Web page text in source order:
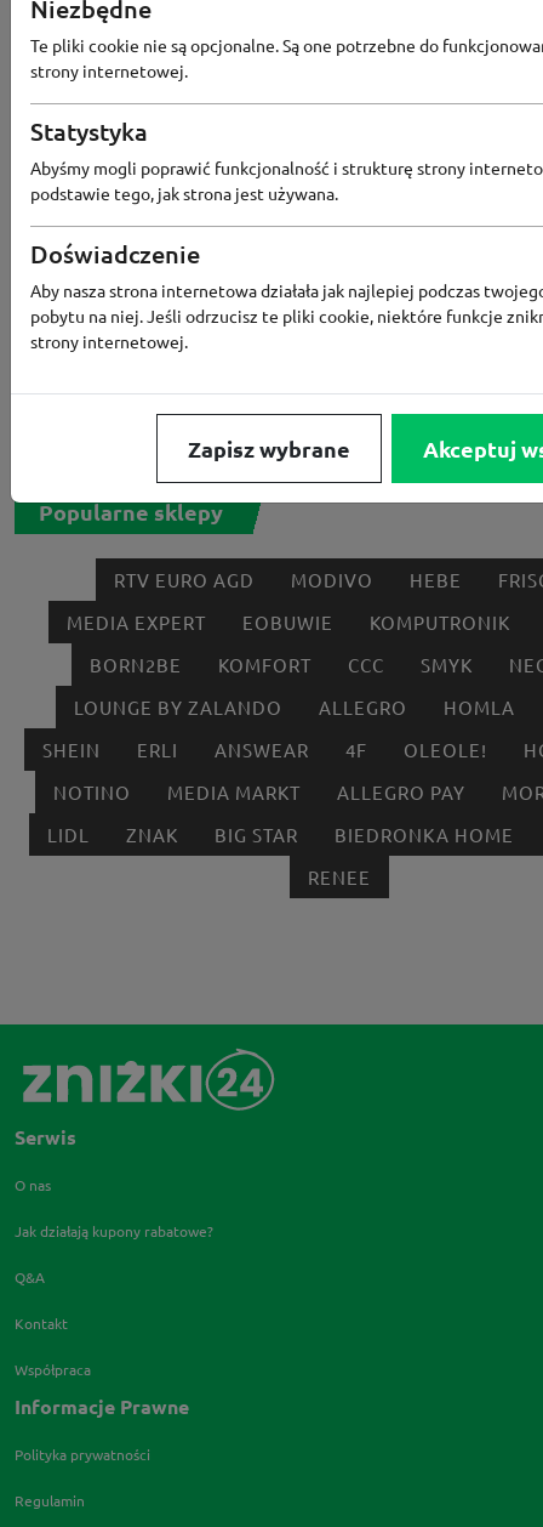
Bezpłatna dostawa od 89 zł w
Popularne sklepy
RTV EURO AGD MODIVO HEBE
MEDIA EXPERT
EOBUWIE
KOMPUTRONIK
BORN2BE
KOMFORT CCC SMYK
LOUNGE BY ZALANDO
ALLEGRO
HOMLA
SHEIN
ERLI ANSWEAR 4F OLEOLE!
NOTINO
MEDIA MARKT ALLEGRO PAY
LIDL
ZNAK BIG STAR
BIEDRONKA HOME
RENEE
Serwis
O nas
Jak działają kupony rabatowe?
Q&A
Kontakt
Współpraca
Informacje Prawne
Polityka prywatności
Regulamin
Niezbędne
Te pliki cookie nie są opcjonalne. Są one potrzebne do
strony internetowej.
Statystyka
Abyśmy mogli poprawić funkcjonalność i strukturę strony
podstawie tego, jak strona jest używana.
Doświadczenie
Aby nasza strona internetowa działała jak najlepiej podczas
pobytu na niej. Jeśli odrzucisz te pliki cookie, niektóre funkcje
strony internetowej.
Zapisz wybrane Akceptuj